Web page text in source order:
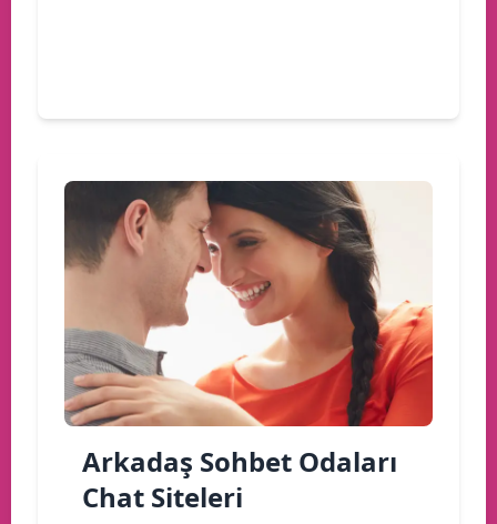
Arkadaş Sohbet Odaları
Chat Siteleri